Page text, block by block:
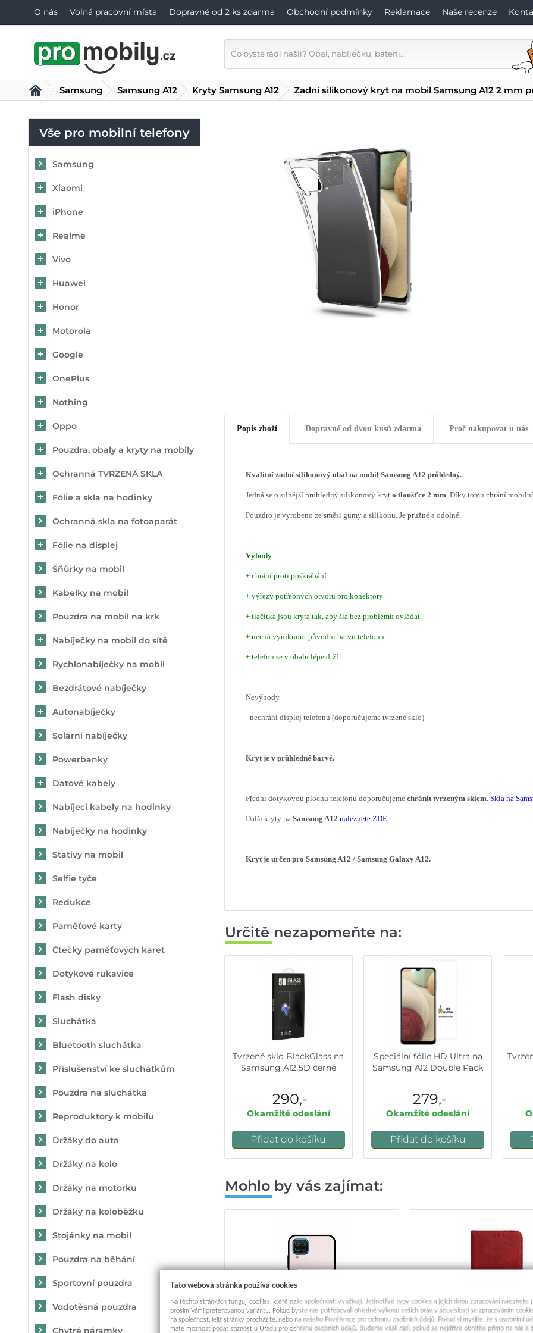
O nás Volná pracovní místa Dopravné od 2 ks zdarma Obchodní podmínky Reklamace Naše recenze
Vše pro mobilní telefony
Samsung
Xiaomi
iPhone
Realme
Vivo
Huawei
Honor
Motorola
Google
OnePlus
Nothing
Oppo
Pouzdra, obaly a kryty na mobily
Ochranná TVRZENÁ SKLA
Fólie a skla na hodinky
Ochranná skla na fotoaparát
Fólie na displej
Šňůrky na mobil
Kabelky na mobil
Pouzdra na mobil na krk
Nabíječky na mobil do sítě
Rychlonabíječky na mobil
Bezdrátové nabíječky
Autonabíječky
Solární nabíječky
Powerbanky
Datové kabely
Nabíjecí kabely na hodinky
Nabíječky na hodinky
Stativy na mobil
Selfie tyče
Redukce
Paměťové karty
Čtečky paměťových karet
Dotykové rukavice
Flash disky
Sluchátka
Bluetooth sluchátka
Příslušenství ke sluchátkům
Pouzdra na sluchátka
Reproduktory k mobilu
Držáky do auta
Držáky na kolo
Držáky na motorku
Držáky na koloběžku
Stojánky na mobil
Pouzdra na běhání
Sportovní pouzdra
Vodotěsná pouzdra
Chytré náramky
Samsung Samsung A12 Kryty Samsung A12 Zadní silikonový kryt na mobil Samsung A12 2 mm
Popis zboží Dopravné od dvou kusů zdarma Proč nakupovat u nás
Kvalitní zadní silikonový obal na mobil Samsung A12 průhledný.
Jedná se o silnější průhledný silikonový kryt o tloušťce 2 mm. Díky tomu chrání
Pouzdro je vyrobeno ze směsi gumy a silikonu. Je pružné a odolné.
Výhody
+ chrání proti poškrábání
+ výřezy potřebných otvorů pro konektory
+ tlačítka jsou kryta tak, aby šla bez problému ovládat
+ nechá vyniknout původní barvu telefonu
+ telefon se v obalu lépe drží
Nevýhody
- nechrání displej telefonu (doporučujeme tvrzené sklo)
Kryt je v průhledné barvě.
Přední dotykovou plochu telefonu doporučujeme chránit tvrzeným sklem. Skla na
Další kryty na Samsung A12 naleznete ZDE.
Kryt je určen pro Samsung A12 / Samsung Galaxy A12.
Určitě nezapomeňte na:
Tvrzené sklo BlackGlass na
Samsung A12 5D černé
290,-
Okamžité odeslání
Přidat do košíku
Speciální fólie HD Ultra na
Samsung A12 Double Pack
279,-
Okamžité odeslání
Přidat do košíku
Mohlo by vás zajímat:
Tato webová stránka používá cookies
Na těchto stránkách fungují cookies, které naše společnosti využívají. Jednotlivé typy cookies a jejich dobu zpracování naleznete
prosím Vámi preferovanou variantu. Pokud byste nás potřebovali ohledně výkonu vašich práv v souvislosti se zpracováním
na společnost, jejíž stránky procházíte, nebo na našeho Pověřence pro ochranu osobních údajů. Pokud si myslíte, že s osobními
máte možnost podat stížnost u Úřadu pro ochranu osobních údajů. Budeme však rádi, pokud se nejdříve obrátíte přímo na nás a